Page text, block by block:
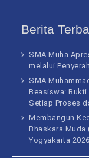
Berita
SMA Muha
melalui
SMA
Beasiswa:
Setiap Proses
Membangun
Bhaskara Muda
Yogyakarta 2026